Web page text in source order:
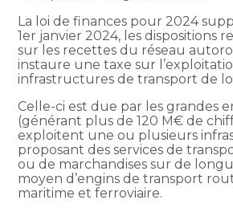
La loi de finances pour 2024
1er janvier 2024, les dispositions
sur les recettes du réseau
instaure une taxe sur
infrastructures de transport de
Celle-ci est due par les grandes
(générant plus de 120 M€ de
exploitent une ou plusieurs
proposant des services de
ou de marchandises sur de
moyen d’engins de transport
maritime et ferroviaire.